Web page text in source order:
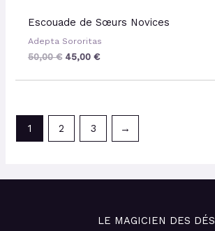
Escouade de Sœurs Novices
Adepta Sororitas
50,00€ 45,00 €
1 2 3 →
LE MAGICIEN DES DÉS